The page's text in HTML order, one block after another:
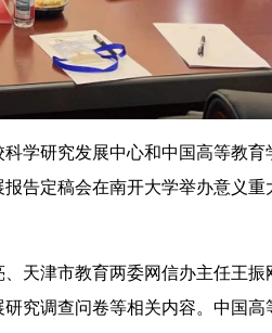
研究发展中心和中国高等教育
告定稿会在南开大学举办意义重
津市教育两委网信办主任王振
究调查问卷等相关内容。中国高